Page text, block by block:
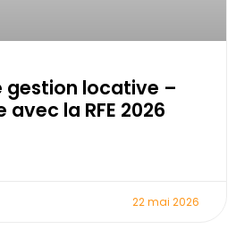
gestion locative –
la RFE 2026
22 mai 2026